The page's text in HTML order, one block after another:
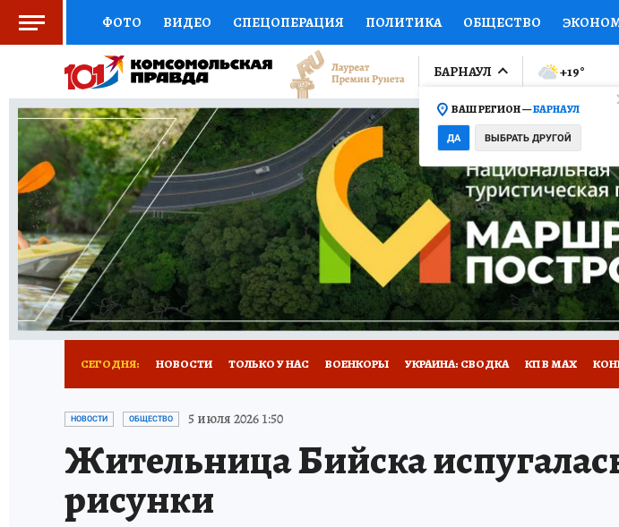
ФОТО ВИДЕО СПЕЦОПЕРАЦИЯ ПОЛИТИКА ОБЩЕСТВО
СОЦПОДДЕРЖКА НАУКА СПОРТ КОЛУМНИСТЫ ПРОИСШЕСТВИЯ
ВЫБОР ЭКСПЕРТОВ ДОКТОР ФИНАНСЫ ОТКРЫВАЕМ МИР Я ЗНАЮ
КНИЖНАЯ ПОЛКА ПРОГНОЗЫ НА СПОРТ ПРОМОКОДЫ СЕРИАЛЫ
ПРЕСС-ЦЕНТР НЕДВИЖИМОСТЬ ТЕЛЕВИЗОР КОЛЛЕКЦИИ
РАДИО КП РЕКЛАМА ТЕСТЫ НОВОЕ НА САЙТЕ
БАРНАУЛ
ВАШ РЕГИОН —БАРНАУЛ
ДА ВЫБРАТЬ ДРУГОЙ
+19°
СЕГОДНЯ: НОВОСТИ ТОЛЬКО У НАС ВОЕНКОРЫ УКРАИНА: СВОДКА КП В МАХ
АФИША ИСПЫТАНО НА СЕБЕ
НОВОСТИ ОБЩЕСТВО 5 июля 2026 1:50
Жительница Бийска
рисунки